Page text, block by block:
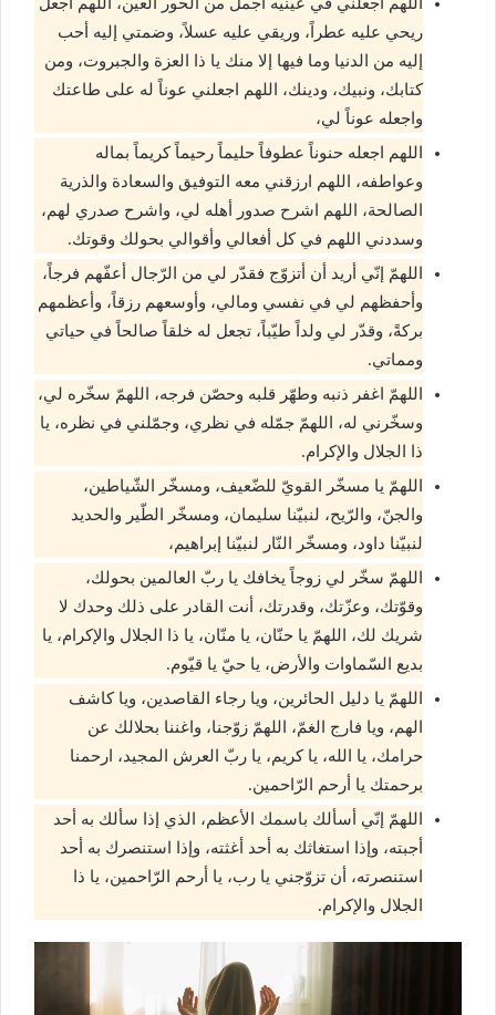
ريحي عليه عطراً، وريقي عليه عسلاً، وضمتي إليه أحب
إليه من الدنيا وما فيها إلا منك يا ذا العزة والجبروت، ومن
كتابك، ونبيك، ودينك، اللهم اجعلني عوناً له على طاعتك
واجعله عوناً لي،
اللهم اجعله حنوناً عطوفاً حليماً رحيماً كريماً بماله
وعواطفه، اللهم ارزقني معه التوفيق والسعادة والذرية
الصالحة، اللهم اشرح صدور أهله لي، واشرح صدري لهم،
وسددني اللهم في كل أفعالي وأقوالي بحولك وقوتك.
اللهمّ إنّي أريد أن أتزوّج فقدّر لي من الرّجال أعفّهم فرجاً،
وأحفظهم لي في نفسي ومالي، وأوسعهم رزقاً، وأعظمهم
بركةً، وقدّر لي ولداً طيّباً، تجعل له خلقاً صالحاً في حياتي
ومماتي.
اللهمّ اغفر ذنبه وطهّر قلبه وحصّن فرجه، اللهمّ سخّره لي،
وسخّرني له، اللهمّ جمّله في نظري، وجمّلني في نظره، يا
ذا الجلال والإكرام.
اللهمّ يا مسخّر القويّ للضّعيف، ومسخّر الشّياطين،
والجنّ، والرّيح، لنبيّنا سليمان، ومسخّر الطّير والحديد
لنبيّنا داود، ومسخّر النّار لنبيّنا إبراهيم،
اللهمّ سخّر لي زوجاً يخافك يا ربّ العالمين بحولك،
وقوّتك، وعزّتك، وقدرتك، أنت القادر على ذلك وحدك لا
شريك لك، اللهمّ يا حنّان، يا منّان، يا ذا الجلال والإكرام، يا
بديع السّماوات والأرض، يا حيّ يا قيّوم.
اللهمّ يا دليل الحائرين، ويا رجاء القاصدين، ويا كاشف
الهم، ويا فارج الغمّ، اللهمّ زوّجنا، واغننا بحلالك عن
حرامك، يا الله، يا كريم، يا ربّ العرش المجيد، ارحمنا
برحمتك يا أرحم الرّاحمين.
اللهمّ إنّي أسألك باسمك الأعظم، الذي إذا سألك به أحد
أجبته، وإذا استغاثك به أحد أغثته، وإذا استنصرك به أحد
استنصرته، أن تزوّجني يا رب، يا أرحم الرّاحمين، يا ذا
الجلال والإكرام.